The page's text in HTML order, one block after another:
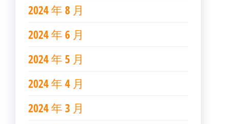
2024 年 8 月
2024 年 6 月
2024 年 5 月
2024 年 4 月
2024 年 3 月